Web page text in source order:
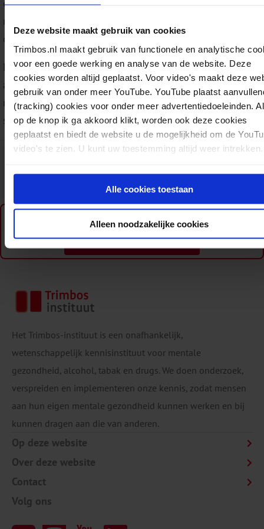
Deze website maakt gebruik van cookies
Trimbos.nl maakt gebruik van functionele en analytische
voor een goede werking en analyse van de website. Deze
cookies worden altijd geplaatst. Voor video's maakt deze
gebruik van onder meer YouTube. YouTube plaatst
(tracking) cookies voor onder meer advertentiedoeleinden.
op de knop ik ga akkoord klikt, worden ook deze cookies
geplaatst en biedt de website u de mogelijkheid om de
video's te zien. U kunt uw toestemming altijd weer intrekken.
Alle cookies toestaan
Alleen noodzakelijke cookies
over de werking, de risico’s en kans op verslavingen. De
middelen die aan bod komen zijn; cannabis (wiet en
cocaïne, speed, paddo’s en LSD, GHB en heroïne.
Deze folder is bedoeld voor hulpverleners om mee te
aan cliënten (of zijn of haar omgeving) of om samen
nemen. Op de folder is ruimte gereserveerd voor een
stempel van de verstrekkende organisatie of
Download: Wat iedereen over drugs zou moeten weten
PFG79052 Folders en brochures Drugs 06-10-2025 pdf
M. van Bijsterveld, N. Dekker
12 pagina's
Bezoek de webwinkel
Het Trimbos-instituut is een onafhankelijk,
wetenschappelijk kennisinstituut voor mentale
gezondheid, alcohol, tabak en drugs. We doen onderzoek,
verspreiden en implementeren onze kennis, zodat mensen
aan hun eigen mentale gezondheid kunnen werken en bij
kunnen dragen aan die van anderen.
Op deze website
Over deze website
Contact
Volg ons